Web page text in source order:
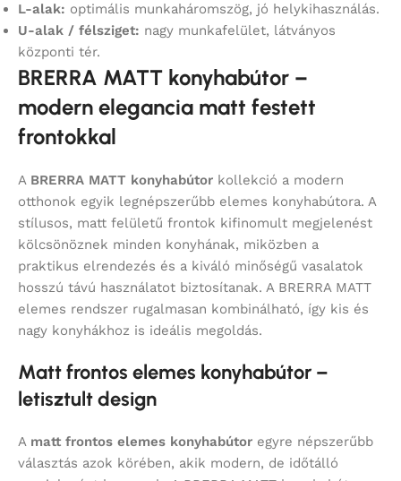
L-alak: optimális munkaháromszög, jó helykihasználás.
U-alak / félsziget: nagy munkafelület, látványos
központi tér.
BRERRA MATT konyhabútor –
modern elegancia matt festett
frontokkal
A BRERRA MATT konyhabútor kollekció a modern
otthonok egyik legnépszerűbb elemes konyhabútora. A
stílusos, matt felületű frontok kifinomult megjelenést
kölcsönöznek minden konyhának, miközben a
praktikus elrendezés és a kiváló minőségű vasalatok
hosszú távú használatot biztosítanak. A BRERRA MATT
elemes rendszer rugalmasan kombinálható, így kis és
nagy konyhákhoz is ideális megoldás.
Matt frontos elemes konyhabútor –
letisztult design
A matt frontos elemes konyhabútor egyre népszerűbb
választás azok körében, akik modern, de időtálló